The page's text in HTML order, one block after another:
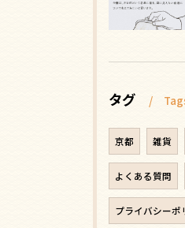
タグ
京都 雑貨
よくある質問
プライバシーポ